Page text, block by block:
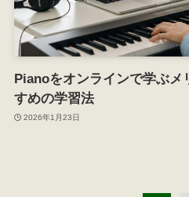
Pianoをオンラインで学ぶメ
すめの学習法
2026年1月23日